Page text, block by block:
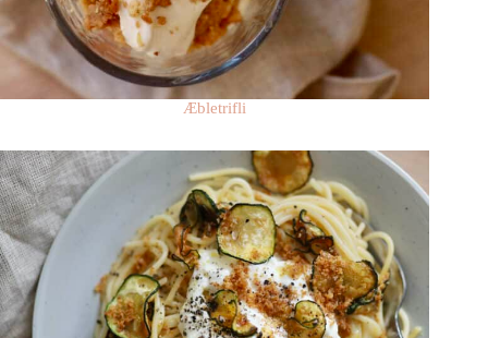
Æbletrifli